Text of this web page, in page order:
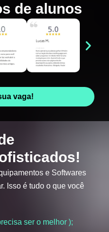
de alunos
vaga!
e Softwares
Isso é tudo o que você
ser o melhor );